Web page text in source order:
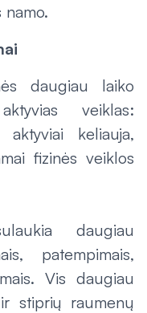
daugiau laiko
veiklas:
keliauja,
fizinės veiklos
daugiau
patempimais,
Vis daugiau
stiprių raumenų